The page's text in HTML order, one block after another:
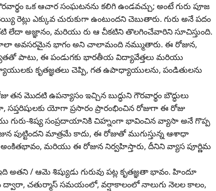
ఒక ఆచార సంఘటనను కలిగి ఉండవచ్చు; అంటే గురు పూజ
రెట్లు ఎక్కువ చురుకుగా ఉంటుందని చెబుతారు. గురు అనే పదం
లేదా అజ్ఞానం, మరియు రు ఆ చీకటిని తొలగించేవారిని సూచిస్తుంది.
చాలా అవసరమైన భాగం అని చాలామంది నమ్ముతారు. ఈ రోజున,
పాటు, ఈ పండుగకు భారతీయ విద్యావేత్తలు మరియు
కృతజ్ఞతలు చెప్పి, గత ఉపాధ్యాయులను, పండితులను
మొదటి ఉపన్యాసం ఇచ్చిన బుద్ధుని గౌరవార్థం బౌద్ధులు
యోగా ప్రసారం ప్రారంభించిన రోజుగా ఈ రోజు
గురు-శిష్య సంప్రదాయానికి చిహ్నంగా భావించిన వ్యాసా అనే గొప్ప
పుట్టిందని మాత్రమే కాదు, ఈ రోజుతో ముగుస్తున్న ఆశాధా
మరియు ఈ రోజున నిర్వహిస్తారు, దీనిని వ్యాస పూర్ణిమ
/ ఆమె శిష్యుడు గురువు పట్ల కృతజ్ఞతా భావం. హిందూ
ద్వారా, చతుర్మాస్ సమయంలో, వర్షాకాలంలో నాలుగు నెలల కాలం,